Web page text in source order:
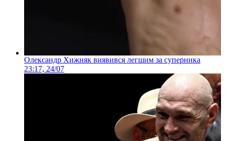
Олександр Хижняк виявився легшим за суперника
23:17, 24/07